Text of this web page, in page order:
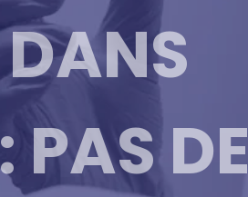
PAS DE